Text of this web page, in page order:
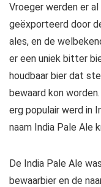
Vroeger werden er
geëxporteerd door
ales, en de
er een uniek bitter
houdbaar bier dat
bewaard kon
erg populair werd in
naam India Pale Ale
De India Pale Ale
bewaarbier en de